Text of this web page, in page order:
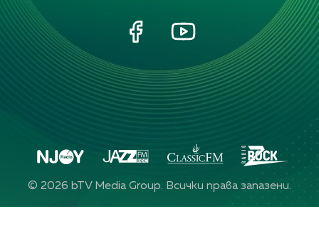
© 2026 bTV Media Group. Всички права запазени.